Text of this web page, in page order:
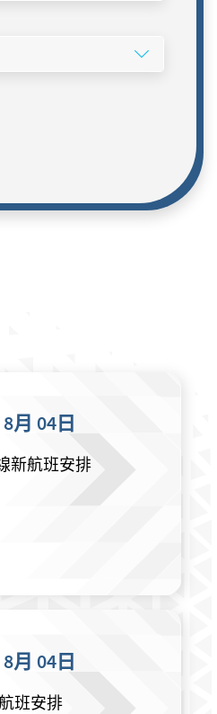
月 04日
新航班安排
月 04日
班安排